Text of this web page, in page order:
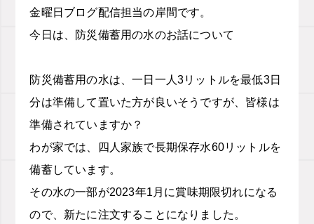
金曜日ブログ配信担当の岸間です。
今日は、防災備蓄用の水のお話について
防災備蓄用の水は、一日一人3リットルを最低3日
分は準備して置いた方が良いそうですが、皆様は
準備されていますか？
わが家では、四人家族で長期保存水60リットルを
備蓄しています。
その水の一部が2023年1月に賞味期限切れになる
ので、新たに注文することになりました。